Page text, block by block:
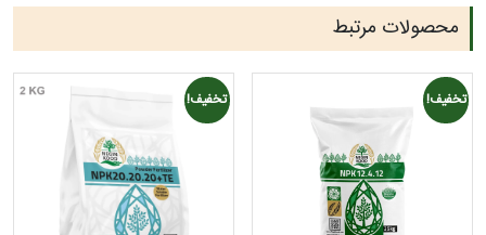
محصولات مرتبط
تخفیف! تخفیف!